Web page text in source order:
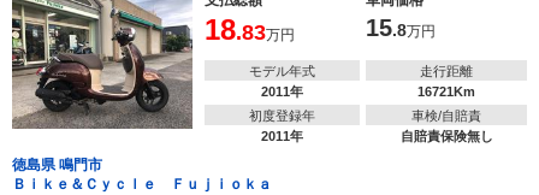
18.83万円 15.8万円
モデル年式
2011年
走行距離
16721Km
初度登録年
2011年
車検/自賠責
自賠責保険無し
徳島県 鳴門市
Ｂｉｋｅ＆Ｃｙｃｌｅ Ｆｕｊｉｏｋａ